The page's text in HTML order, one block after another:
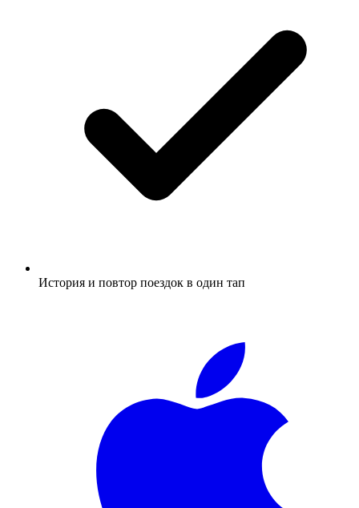
История и повтор поездок в один тап